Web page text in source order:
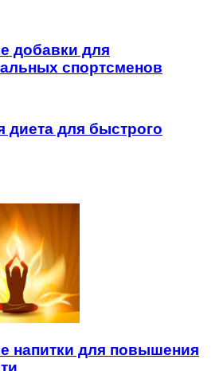
добавки для
спортсменов
диета для быстрого
напитки для повышения